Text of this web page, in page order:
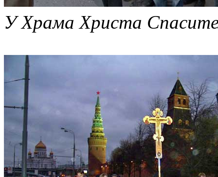
У Храма Христа